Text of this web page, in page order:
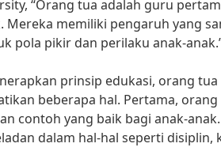
“Orang tua adalah guru
Mereka memiliki pengaruh yang
pola pikir dan perilaku anak-
prinsip edukasi, orang tua
beberapa hal. Pertama,
contoh yang baik bagi anak-
dalam hal-hal seperti disiplin,